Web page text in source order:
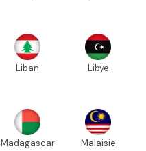
Liban Libye
Madagascar Malaisie